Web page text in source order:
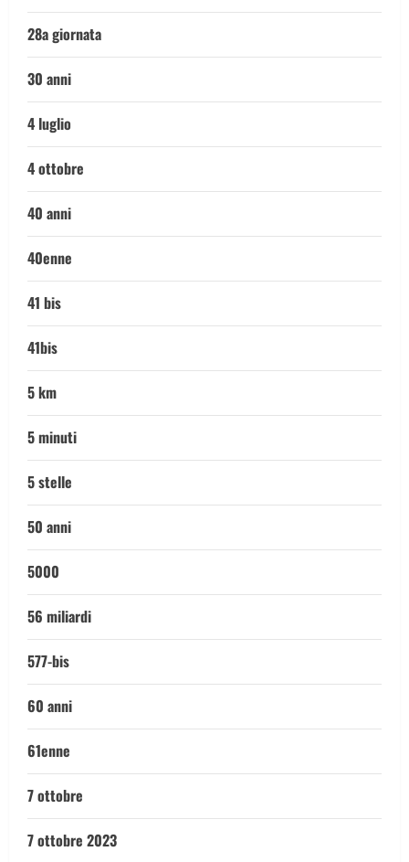
28a giornata
30 anni
4 luglio
4 ottobre
40 anni
40enne
41 bis
41bis
5 km
5 minuti
5 stelle
50 anni
5000
56 miliardi
577-bis
60 anni
61enne
7 ottobre
7 ottobre 2023